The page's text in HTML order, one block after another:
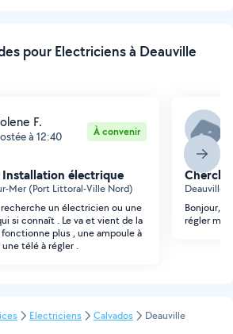
pour Electriciens à Deauville
F.
à 12:40 À convenir
Installation électrique
Mer (Port Littoral-Ville Nord)
recherche un électricien ou une
si connaît . Le va et vient de la
plus , une ampoule à
télé à régler .
Deauville
Bonjour,
régler
Electriciens Calvados Deauville